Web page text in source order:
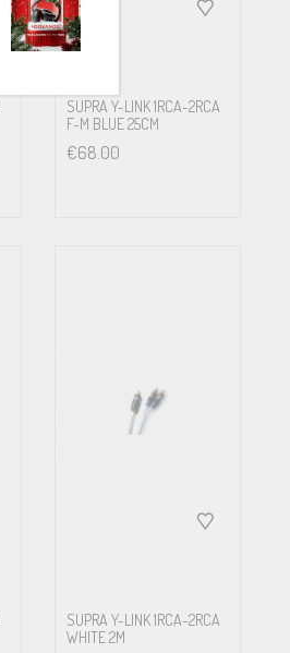
SUPRA Y-LINK 1RCA-2RCA
F-M BLUE 25CM
€68.00
SUPRA Y-LINK 1RCA-2RCA
WHITE 2M